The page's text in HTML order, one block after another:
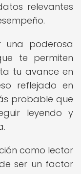
relevantes
una poderosa
te permiten
tu avance en
reflejado en
probable que
leyendo y
como lector
ser un factor